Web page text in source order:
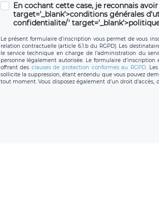
En cochant cette case, je reconnais
target='_blank'>conditions générales
confidentialite/'
Le présent formulaire d’inscription vous permet de vous
relation contractuelle (article 6.1.b du RGPD). Les
le service technique en charge de l’administration du
personne légalement autorisée. Le formulaire
offrant des clauses de protection conformes au RGPD.
sollicite la suppression, étant entendu que vous pouvez
tout moment. Vous disposez également d’un droit
caractère personnel, ainsi que d’un droit à la portabilité
protection des données de LÉGAVOX qui exerce au
joignable à l’adresse mail :